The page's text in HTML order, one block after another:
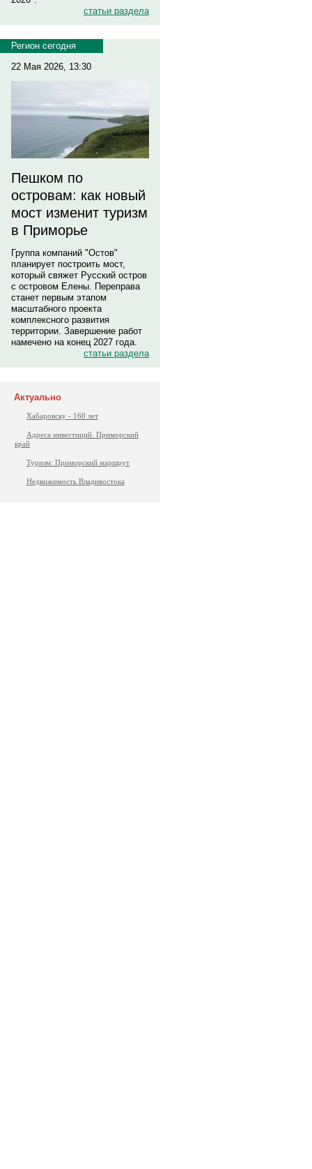
статьи раздела
Регион сегодня
22 Мая 2026, 13:30
Пешком по
островам: как новый
мост изменит туризм
в Приморье
Группа компаний "Остов"
планирует построить мост,
который свяжет Русский остров
с островом Елены. Переправа
станет первым этапом
масштабного проекта
комплексного развития
территории. Завершение работ
намечено на конец 2027 года.
статьи раздела
Актуально
Хабаровску - 160 лет
Адреса инвестиций. Приморский
край
Туризм: Приморский маршрут
Недвижимость Владивостока